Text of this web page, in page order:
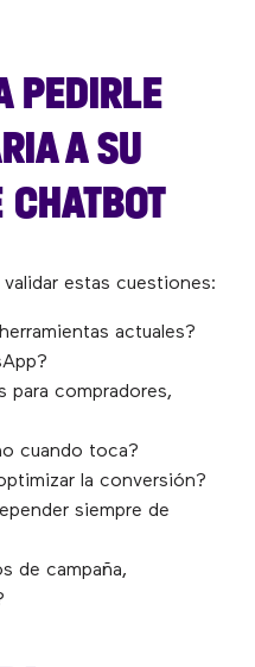
PEDIRLE
A SU
CHATBOT
estas cuestiones:
actuales?
para compradores,
cuando toca?
la conversión?
siempre de
de campaña,